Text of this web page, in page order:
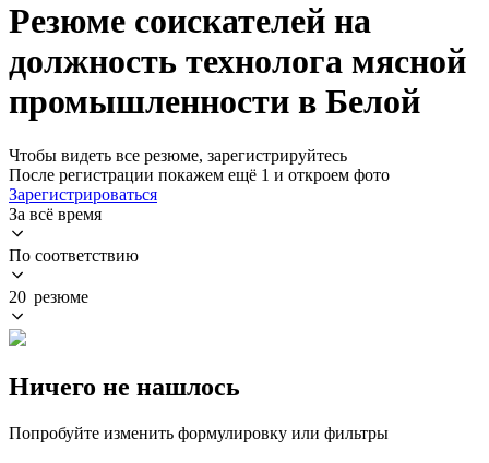
Резюме соискателей на
должность технолога мясной
промышленности в Белой
Чтобы видеть все резюме, зарегистрируйтесь
После регистрации покажем ещё 1 и откроем фото
Зарегистрироваться
За всё время
По соответствию
20 резюме
Ничего не нашлось
Попробуйте изменить формулировку или фильтры